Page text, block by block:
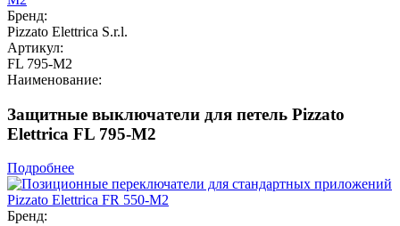
Бренд:
Pizzato Elettrica S.r.l.
Артикул:
FL 795-M2
Наименование:
Защитные выключатели для петель Pizzato
Elettrica FL 795-M2
Подробнее
Бренд: